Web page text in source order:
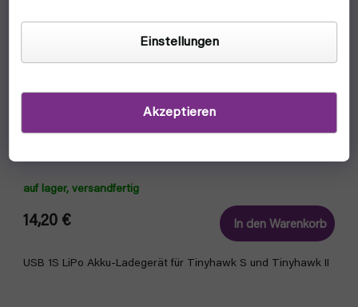
Einstellungen
Akzeptieren
auf lager, versandfertig
14,20 € In den Warenkorb
USB 1S LiPo Akku-Ladegerät für Tinyhawk S und Tinyhawk II